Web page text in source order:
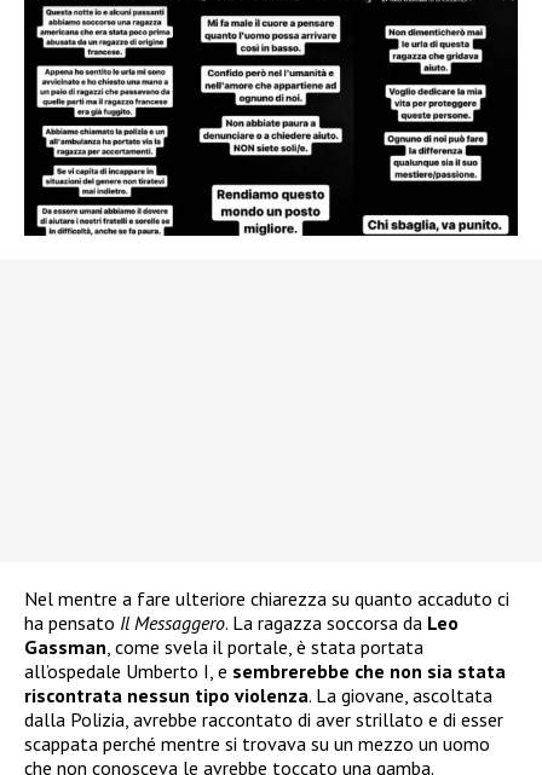
Nel mentre a fare ulteriore chiarezza su quanto accaduto ci
ha pensato Il Messaggero. La ragazza soccorsa da Leo
Gassman, come svela il portale, è stata portata
all’ospedale Umberto I, e sembrerebbe che non sia stata
riscontrata nessun tipo violenza. La giovane, ascoltata
dalla Polizia, avrebbe raccontato di aver strillato e di esser
scappata perché mentre si trovava su un mezzo un uomo
che non conosceva le avrebbe toccato una gamba.